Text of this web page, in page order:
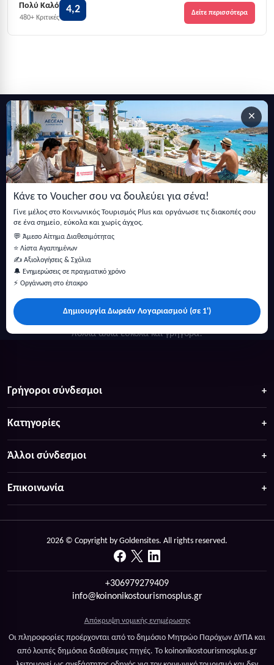
Πολύ Καλό
480+ Κριτικές
4,2 Δείτε περισσότερα
×
Κάνε το Voucher σου να δουλεύει για σένα!
Γίνε μέλος στο Κοινωνικός Τουρισμός Plus και οργάνωσε τις διακοπές σου
σε ένα σημείο, εύκολα και χωρίς άγχος.
💬 Άμεσο Αίτημα Διαθεσιμότητας
⭐ Λίστα Αγαπημένων
✍️ Αξιολογήσεις & Σχόλια
🔔 Ενημερώσεις σε πραγματικό χρόνο
⚡ Οργάνωση στο έπακρο
Δημιουργία Δωρεάν Λογαριασμού (σε 1')
Εγγραφείτε στο newsletter μας
Μείνετε ενημερωμένοι με τις τελευταίες ειδήσεις, ανακοινώσεις
και άρθρα.
πολλά άλλα ευκολα και γρήγορα!
Γρήγοροι σύνδεσμοι
Κατηγορίες
Άλλοι σύνδεσμοι
Επικοινωνία
2026 © Copyright by Goldensites. All rights reserved.
+306979279409
info@koinonikostourismosplus.gr
Απόκρυψη νομικής ενημέρωσης
Οι πληροφορίες προέρχονται από το δημόσιο Μητρώο Παρόχων ΔΥΠΑ και
από λοιπές δημόσια διαθέσιμες πηγές. Το koinonikostourismosplus.gr